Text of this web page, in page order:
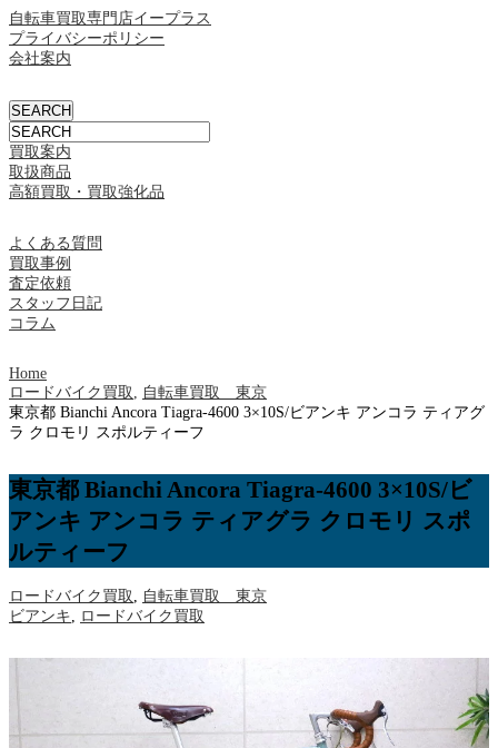
自転車買取専門店イープラス
プライバシーポリシー
会社案内
買取案内
取扱商品
高額買取・買取強化品
よくある質問
買取事例
査定依頼
スタッフ日記
コラム
Home
ロードバイク買取 , 自転車買取 東京
東京都 Bianchi Ancora Tiagra-4600 3×10S/ビアンキ アンコラ ティアグ
ラ クロモリ スポルティーフ
東京都 Bianchi Ancora Tiagra-4600 3×10S/ビ
アンキ アンコラ ティアグラ クロモリ スポ
ルティーフ
ロードバイク買取 , 自転車買取 東京
ビアンキ, ロードバイク買取